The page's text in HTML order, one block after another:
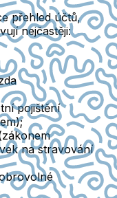
přehled účtů,
nejčastěji:
pojištění
na stravování